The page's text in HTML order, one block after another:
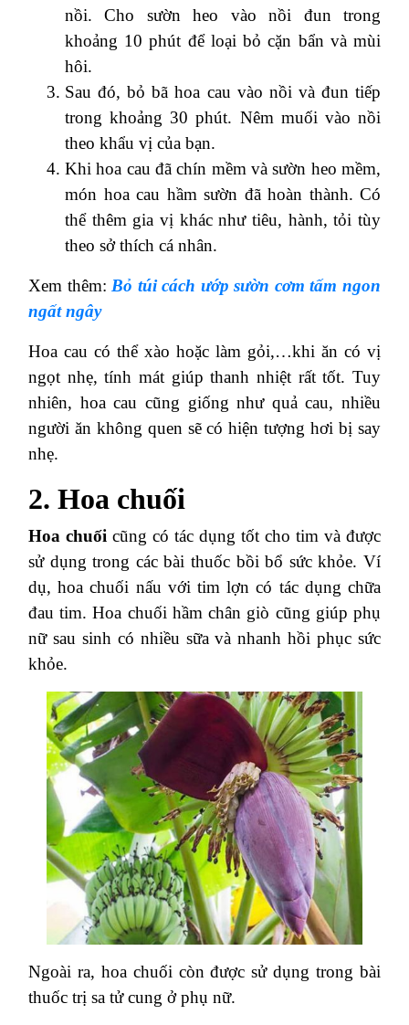
nồi. Cho sườn heo vào nồi đun trong
khoảng 10 phút để loại bỏ cặn bẩn và mùi
hôi.
Sau đó, bỏ bã hoa cau vào nồi và đun tiếp
trong khoảng 30 phút. Nêm muối vào nồi
theo khẩu vị của bạn.
Khi hoa cau đã chín mềm và sườn heo mềm,
món hoa cau hầm sườn đã hoàn thành. Có
thể thêm gia vị khác như tiêu, hành, tỏi tùy
theo sở thích cá nhân.
Xem thêm: Bỏ túi cách ướp sườn cơm tấm ngon
ngất ngây
Hoa cau có thể xào hoặc làm gỏi,…khi ăn có vị
ngọt nhẹ, tính mát giúp thanh nhiệt rất tốt. Tuy
nhiên, hoa cau cũng giống như quả cau, nhiều
người ăn không quen sẽ có hiện tượng hơi bị say
nhẹ.
2. Hoa chuối
Hoa chuối cũng có tác dụng tốt cho tim và được
sử dụng trong các bài thuốc bồi bổ sức khỏe. Ví
dụ, hoa chuối nấu với tim lợn có tác dụng chữa
đau tim. Hoa chuối hầm chân giò cũng giúp phụ
nữ sau sinh có nhiều sữa và nhanh hồi phục sức
khỏe.
Ngoài ra, hoa chuối còn được sử dụng trong bài
thuốc trị sa tử cung ở phụ nữ.